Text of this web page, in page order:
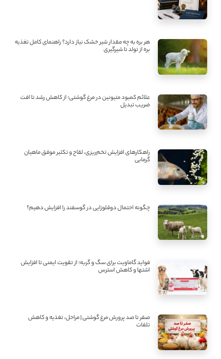
هر بره به چه مقدار شیر خشک نیاز دارد؟ راهنمای کامل تغذیه
بره از تولد تا شیرگیری
علائم کمبود متیونین در مرغ گوشتی؛ از کاهش رشد تا افت
ضریب تبدیل
راهکارهای افزایش تخم‌ریزی، لقاح و تکثیر موفق ماهیان
گرمابی
چگونه احتمال دوقلوزایی در گوسفند را افزایش دهیم؟
فواید گاماویت برای سگ و گربه؛ از تقویت ایمنی تا افزایش
اشتها و کاهش استرس
صفر تا صد پرورش مرغ گوشتی | مراحل، تغذیه و کاهش
تلفات